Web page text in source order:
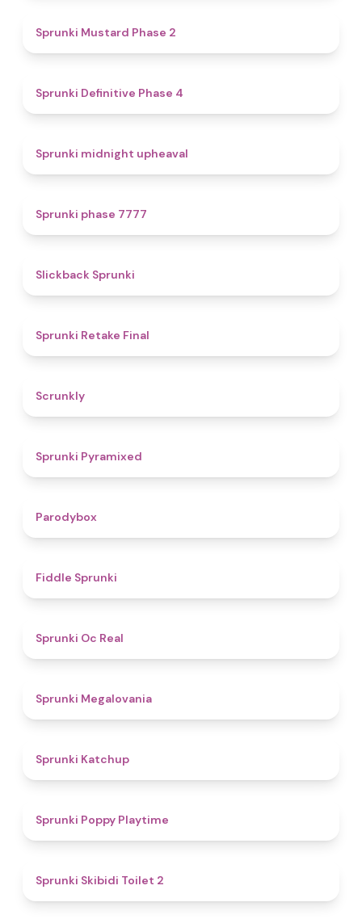
Sprunki Mustard Phase 2
Sprunki Definitive Phase 4
Sprunki midnight upheaval
Sprunki phase 7777
Slickback Sprunki
Sprunki Retake Final
Scrunkly
Sprunki Pyramixed
Parodybox
Fiddle Sprunki
Sprunki Oc Real
Sprunki Megalovania
Sprunki Katchup
Sprunki Poppy Playtime
Sprunki Skibidi Toilet 2